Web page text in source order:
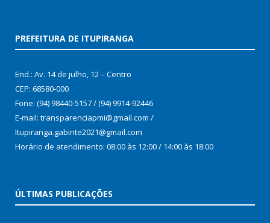
PREFEITURA DE ITUPIRANGA
End.: Av. 14 de julho, 12 – Centro
CEP: 68580-000
Fone: (94) 98440-5157 / (94) 9914-92446
E-mail: transparenciapmi@gmail.com /
Itupiranga.gabinte2021@gmail.com
Horário de atendimento: 08:00 às 12:00 / 14:00 às 18:00
ÚLTIMAS PUBLICAÇÕES